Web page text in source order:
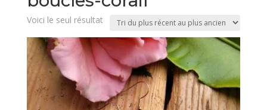
Voici le seul résultat